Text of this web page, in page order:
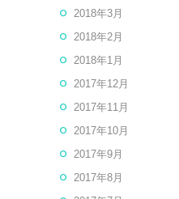
2018年3月
2018年2月
2018年1月
2017年12月
2017年11月
2017年10月
2017年9月
2017年8月